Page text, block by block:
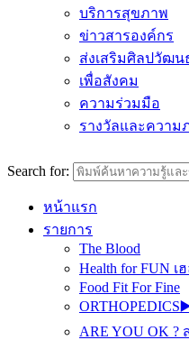
บริการสุขภาพ
ข่าวสารองค์กร
ส่งเสริมศิลปวัฒน
เพื่อสังคม
ความร่วมมือ
รางวัลและความ
Search for:
หน้าแรก
รายการ
The Blood
Health for FUN
Food Fit For Fine
ARE YOU OK ?